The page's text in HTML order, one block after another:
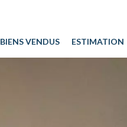
BIENS VENDUS ESTIMATION